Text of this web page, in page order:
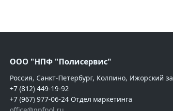
ООО "НПФ "Полисервис"
Россия, Санкт-Петербург, Колпино, Ижорский
+7 (812) 449-19-92
+7 (967) 977-06-24 Отдел маркетинга